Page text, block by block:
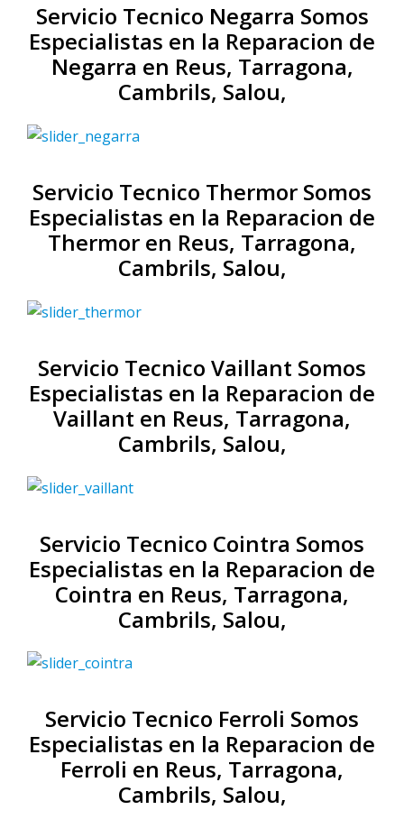
Servicio Tecnico Negarra Somos
Especialistas en la Reparacion de
Negarra en Reus, Tarragona,
Cambrils, Salou,
Servicio Tecnico Thermor Somos
Especialistas en la Reparacion de
Thermor en Reus, Tarragona,
Cambrils, Salou,
Servicio Tecnico Vaillant Somos
Especialistas en la Reparacion de
Vaillant en Reus, Tarragona,
Cambrils, Salou,
Servicio Tecnico Cointra Somos
Especialistas en la Reparacion de
Cointra en Reus, Tarragona,
Cambrils, Salou,
Servicio Tecnico Ferroli Somos
Especialistas en la Reparacion de
Ferroli en Reus, Tarragona,
Cambrils, Salou,